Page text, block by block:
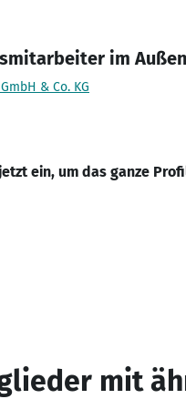
im
& Co. KG
ein, um das ganze
mit